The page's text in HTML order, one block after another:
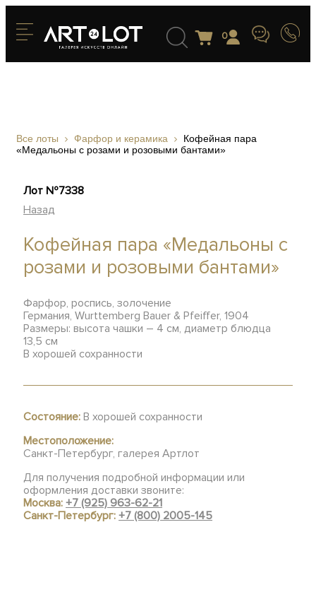
0
Все лоты Фарфор и керамика
Кофейная пара
«Медальоны с розами и розовыми бантами»
Лот №7338
Назад
Кофейная пара «Медальоны с
розами и розовыми бантами»
Фарфор, роспись, золочение
Германия, Wurttemberg Bauer & Pfeiffer, 1904
Размеры: высота чашки – 4 см, диаметр блюдца
13,5 см
В хорошей сохранности
Состояние: В хорошей сохранности
Местоположение:
Санкт-Петербург, галерея Артлот
Для получения подробной информации или
оформления доставки звоните:
Москва:+7 (925) 963-62-21
Санкт-Петербург:+7 (800) 2005-145